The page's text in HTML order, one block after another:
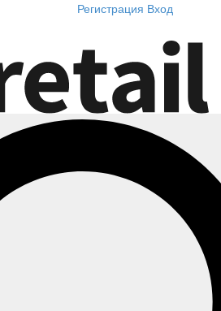
Регистрация Вход